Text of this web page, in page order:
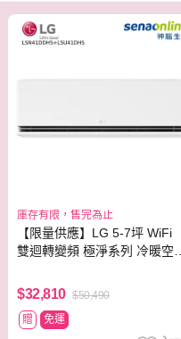
庫存有限，售完為止
【限量供應】LG 5-7坪 WiFi
雙迴轉變頻 極淨系列 冷暖空調
$32,810 $50,490
贈
免運